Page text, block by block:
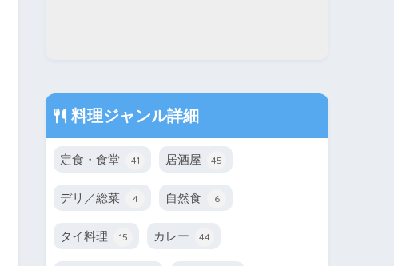
料理ジャンル詳細
定食・食堂 41 居酒屋 45
デリ／総菜 4 自然食 6
タイ料理 15 カレー 44